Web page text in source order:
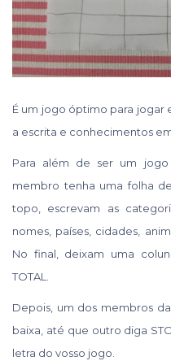
É um jogo óptimo para jogar
a escrita e conhecimentos
Para além de ser um
membro tenha uma folha
topo, escrevam as
nomes, países, cidades,
No final, deixam uma
TOTAL.
Depois, um dos membros
baixa, até que outro diga
letra do vosso jogo.